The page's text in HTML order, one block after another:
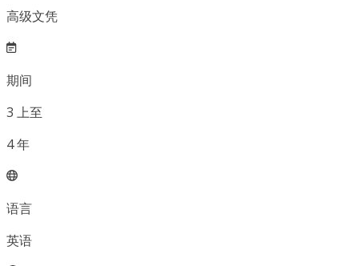
高级文凭
期间
3 上至
4年
语言
英语